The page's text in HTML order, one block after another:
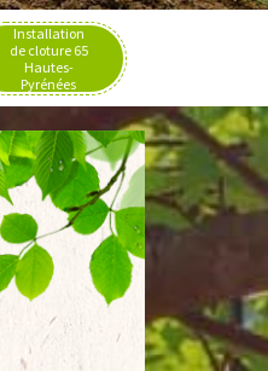
Installation
de cloture 65
Hautes-
Pyrénées